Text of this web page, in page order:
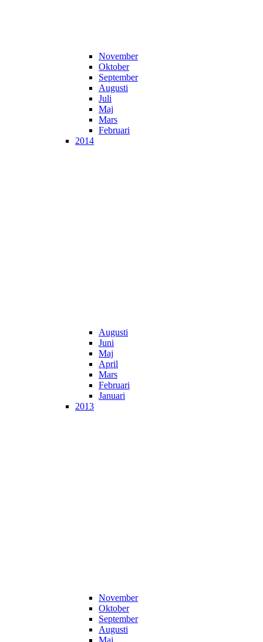
November
Oktober
September
Augusti
Juli
Maj
Mars
Februari
2014
Augusti
Juni
Maj
April
Mars
Februari
Januari
2013
November
Oktober
September
Augusti
Maj